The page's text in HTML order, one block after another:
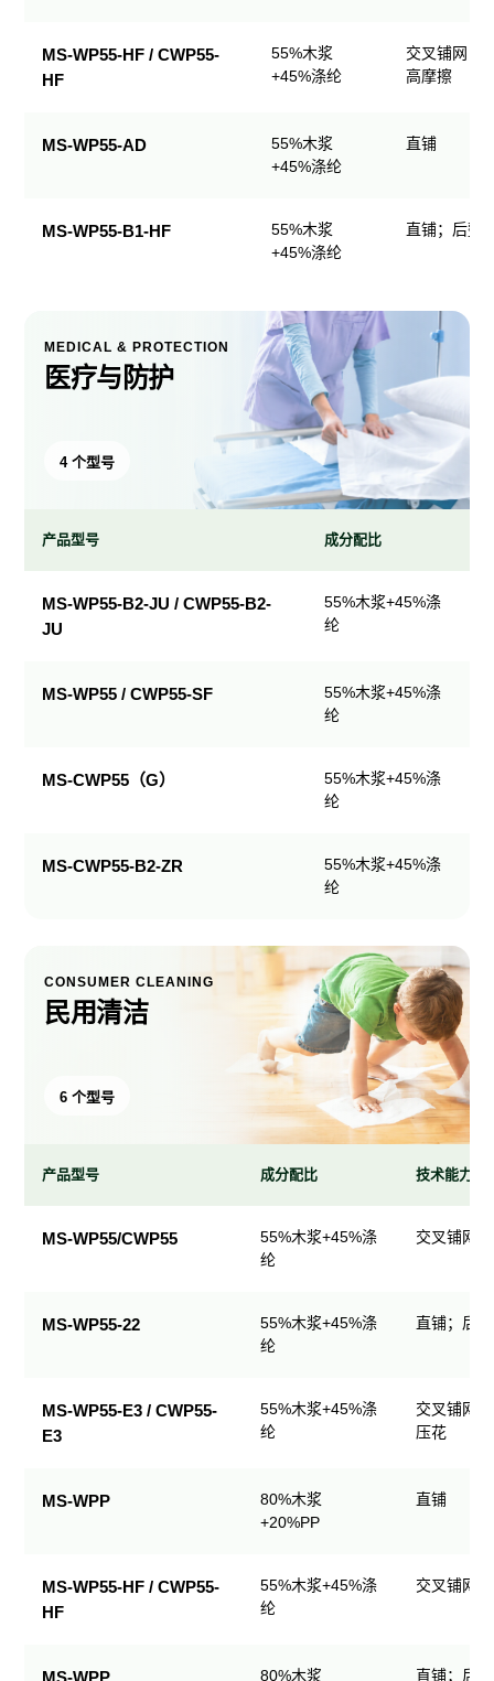
MS-WP55-HF / CWP55-
HF
55%木浆
+45%涤纶
交叉铺网；
高摩擦
MS-WP55-AD
55%木浆
+45%涤纶
直铺
MS-WP55-B1-HF
55%木浆
+45%涤纶
直铺；后整
MEDICAL & PROTECTION
医疗与防护
4 个型号
与
产品型号 成分配比
MS-WP55-B2-JU / CWP55-B2-
JU
55%木浆+45%涤
纶
MS-WP55 / CWP55-SF
55%木浆+45%涤
纶
MS-CWP55（G）
55%木浆+45%涤
纶
MS-CWP55-B2-ZR
55%木浆+45%涤
纶
CONSUMER CLEANING
民用清洁
6 个型号
产品型号 成分配比 技术能力
MS-WP55/CWP55
55%木浆+45%涤
纶
交叉铺网
MS-WP55-22
55%木浆+45%涤
纶
直铺；后
MS-WP55-E3 / CWP55-
E3
55%木浆+45%涤
纶
交叉铺网
压花
MS-WPP
80%木浆
+20%PP
直铺
MS-WP55-HF / CWP55-
HF
55%木浆+45%涤
纶
交叉铺网
MS-WPP 80%木浆 直铺；后